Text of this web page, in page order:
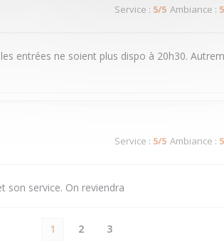
Service : 5/5 Ambiance : 5
entrées ne soient plus dispo à 20h30.
Service : 5/5 Ambiance : 5
son service. On reviendra
1 2 3